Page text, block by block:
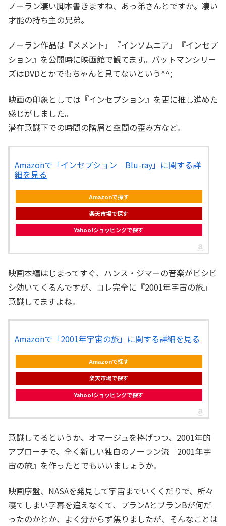
ノーラン凄い脚本書きますね、あっ弟さんとですか。凄い
才能の持ち主の兄弟。
ノーラン作品は『メメント』『インソムニア』『インセプ
ション』を公開時に映画館で観てます。バットマンシリー
ズはDVDとかでもちゃんと見てないという^^;
映画の印象としては『インセプション』を更に推し進めた
感じがしました。
潜在意識下での時間の階層と空間の歪み方など。
Amazonで「インセプション Blu-ray」に関する詳
細を見る
Amazonで探す
楽天市場で探す
Yahoo!ショッピングで探す
映画本編はじまってすぐ、ハンス・ジマーの音楽がビシビ
シ効いてくるんですが、コレ完全に『2001年宇宙の旅』
意識してますよね。
Amazonで「2001年宇宙の旅」に関する詳細を見る
Amazonで探す
楽天市場で探す
Yahoo!ショッピングで探す
意識してるというか、オマージュを捧げつつ、2001年的
アプローチで、全く新しい独自のノーラン流『2001年宇
宙の旅』を作ったとでもいいましょうか。
映画序盤、NASAを発見して宇宙までいくくだりで、所々
寝てしまい字幕を追えなくて、プランAとプランBが何だ
ったのかとか、よく分からず焦りましたが、そんなことは